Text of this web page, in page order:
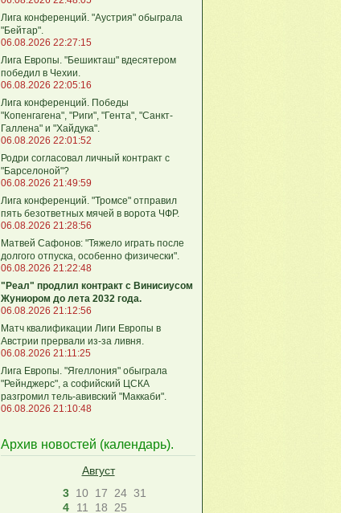
Лига конференций. "Аустрия" обыграла
"Бейтар".
06.08.2026 22:27:15
Лига Европы. "Бешикташ" вдесятером
победил в Чехии.
06.08.2026 22:05:16
Лига конференций. Победы
"Копенгагена", "Риги", "Гента", "Санкт-
Галлена" и "Хайдука".
06.08.2026 22:01:52
Родри согласовал личный контракт с
"Барселоной"?
06.08.2026 21:49:59
Лига конференций. "Тромсе" отправил
пять безответных мячей в ворота ЧФР.
06.08.2026 21:28:56
Матвей Сафонов: "Тяжело играть после
долгого отпуска, особенно физически".
06.08.2026 21:22:48
"Реал" продлил контракт с Винисиусом
Жуниором до лета 2032 года.
06.08.2026 21:12:56
Матч квалификации Лиги Европы в
Австрии прервали из-за ливня.
06.08.2026 21:11:25
Лига Европы. "Ягеллония" обыграла
"Рейнджерс", а софийский ЦСКА
разгромил тель-авивский "Маккаби".
06.08.2026 21:10:48
Архив новостей (календарь).
Август
3 10 17 24 31
4
11 18 25